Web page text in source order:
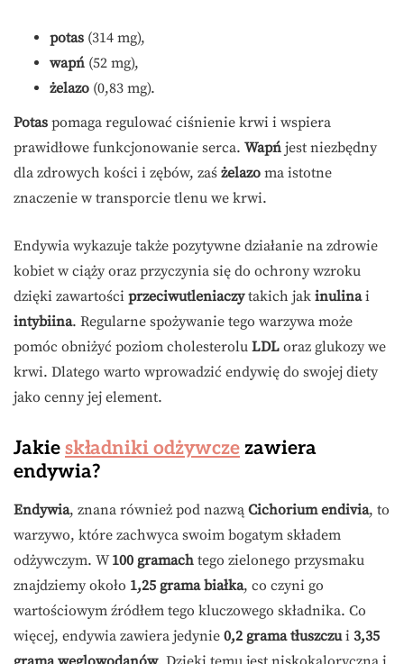
potas (314 mg),
wapń (52 mg),
żelazo (0,83 mg).
Potas pomaga regulować ciśnienie krwi i wspiera
prawidłowe funkcjonowanie serca. Wapń jest niezbędny
dla zdrowych kości i zębów, zaś żelazo ma istotne
znaczenie w transporcie tlenu we krwi.
Endywia wykazuje także pozytywne działanie na zdrowie
kobiet w ciąży oraz przyczynia się do ochrony wzroku
dzięki zawartości przeciwutleniaczytakich jak inulinai
intybiina. Regularne spożywanie tego warzywa może
pomóc obniżyć poziom cholesterolu LDL oraz glukozy we
krwi. Dlatego warto wprowadzić endywię do swojej diety
jako cenny jej element.
Jakie składniki odżywcze zawiera
endywia?
Endywia, znana również pod nazwą Cichorium endivia, to
warzywo, które zachwyca swoim bogatym składem
odżywczym. W100 gramach tego zielonego przysmaku
znajdziemy około 1,25 grama białka, co czyni go
wartościowym źródłem tego kluczowego składnika. Co
więcej, endywia zawiera jedynie 0,2 grama tłuszczui 3,35